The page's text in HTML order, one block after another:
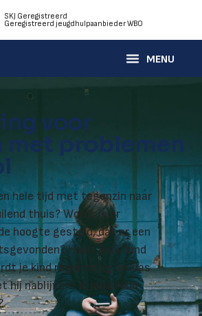
SKJ Geregistreerd
Geregistreerd jeugdhulpaanbieder WBO
voor
met problemen
hele tijd met tegenzin naar
thuis? Wordt je er
hoogte gesteld, dat er een
Haalt jouw kind
je kind regelmatig de klas
hij nablijven? Is jouw kind